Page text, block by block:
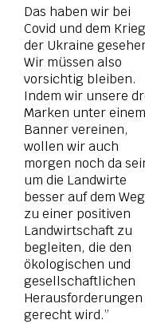
Das haben wir bei
Covid und dem
der Ukraine
Wir müssen also
vorsichtig bleiben.
Indem wir unsere
Marken unter einem
Banner vereinen,
wollen wir auch
morgen noch da
um die Landwirte
besser auf dem Weg
zu einer positiven
Landwirtschaft zu
begleiten, die den
ökologischen und
gesellschaftlichen
Herausforderungen
gerecht wird.”